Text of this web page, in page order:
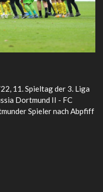
11. Spieltag der 3. Liga
Dortmund II - FC
Spieler nach Abpfiff